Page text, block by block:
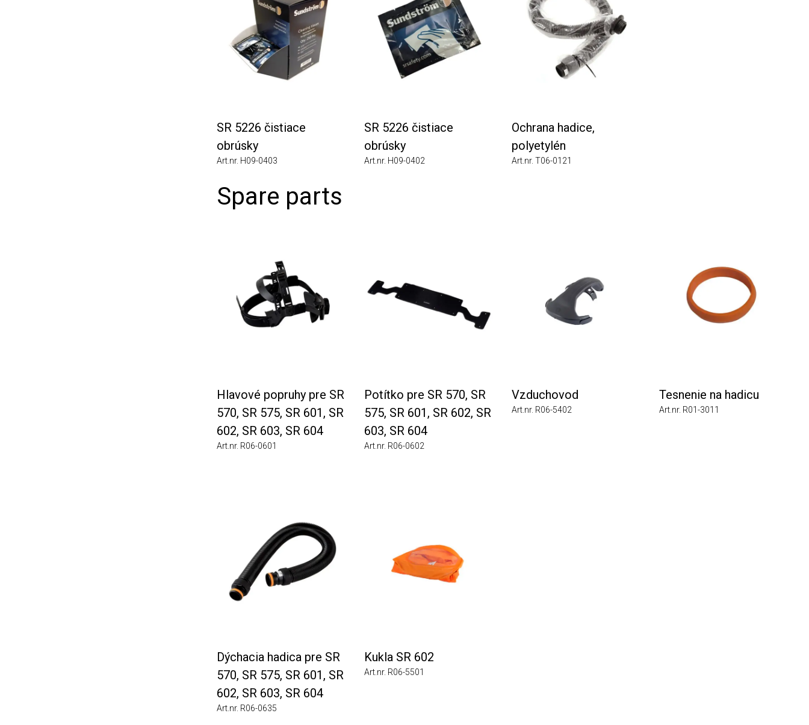
SR 5226 čistiace
obrúsky
Art.nr. H09-0403
SR 5226 čistiace
obrúsky
Art.nr. H09-0402
Ochrana hadice,
polyetylén
Art.nr. T06-0121
Spare parts
Hlavové popruhy pre SR
570, SR 575, SR 601, SR
602, SR 603, SR 604
Art.nr. R06-0601
Potítko pre SR 570, SR
575, SR 601, SR 602, SR
603, SR 604
Art.nr. R06-0602
Vzduchovod
Art.nr. R06-5402
Tesnenie na hadicu
Art.nr. R01-3011
Dýchacia hadica pre SR
570, SR 575, SR 601, SR
602, SR 603, SR 604
Art.nr. R06-0635
Kukla SR 602
Art.nr. R06-5501